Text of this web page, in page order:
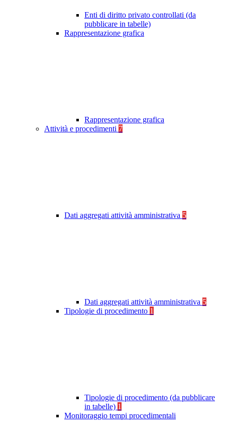
Enti di diritto privato controllati (da
pubblicare in tabelle)
Rappresentazione grafica
Rappresentazione grafica
Attività e procedimenti 7
Dati aggregati attività amministrativa 5
Dati aggregati attività amministrativa 5
Tipologie di procedimento 1
Tipologie di procedimento (da pubblicare
in tabelle) 1
Monitoraggio tempi procedimentali